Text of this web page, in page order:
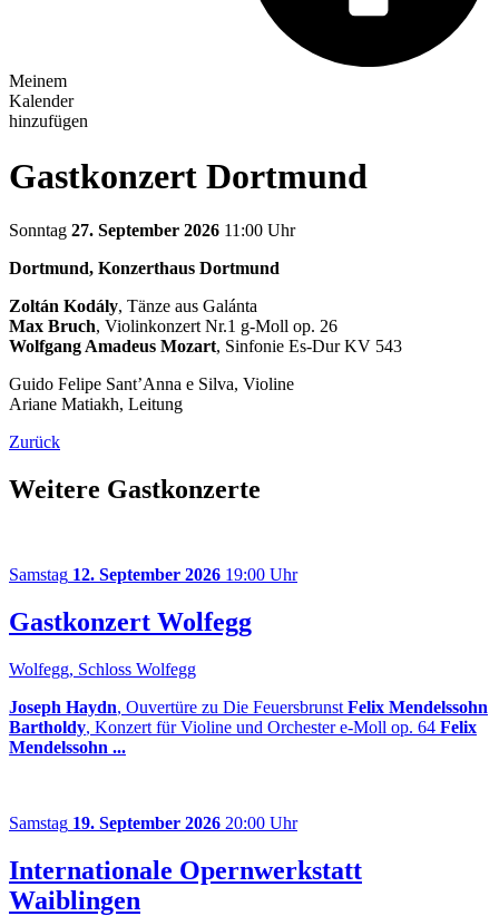
Meinem
Kalender
hinzufügen
Gastkonzert Dortmund
Sonntag 27. September 2026 11:00 Uhr
Dortmund, Konzerthaus Dortmund
Zoltán Kodály, Tänze aus Galánta
Max Bruch, Violinkonzert Nr.1 g-Moll op. 26
Wolfgang Amadeus Mozart, Sinfonie Es-Dur KV 543
Guido Felipe Sant’Anna e Silva, Violine
Ariane Matiakh, Leitung
Zurück
Weitere Gastkonzerte
Samstag 12. September 2026 19:00 Uhr
Gastkonzert Wolfegg
Wolfegg, Schloss Wolfegg
Joseph Haydn, Ouvertüre zu Die Feuersbrunst Felix Mendelssohn
Bartholdy, Konzert für Violine und Orchester e-Moll op. 64 Felix
Mendelssohn ...
Samstag 19. September 2026 20:00 Uhr
Internationale Opernwerkstatt
Waiblingen